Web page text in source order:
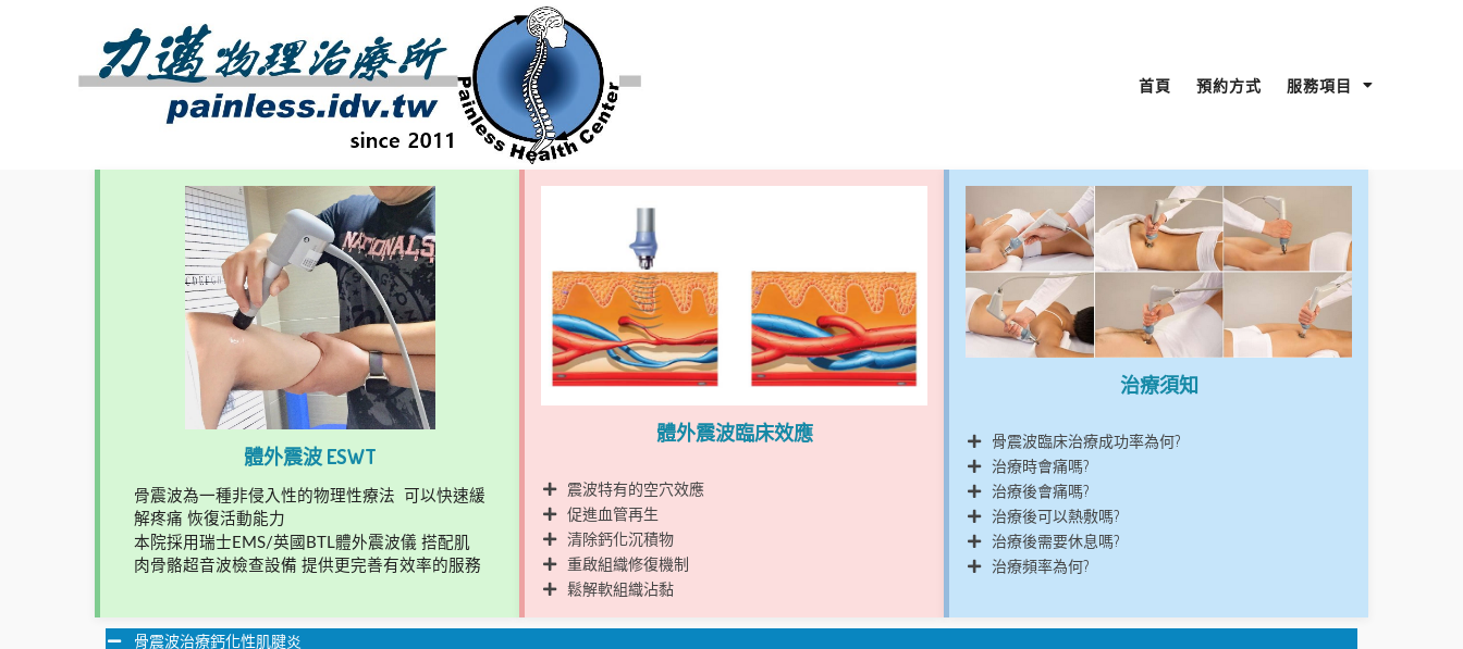
首頁 預約方式 服務項目
體外震波 ESWT
骨震波為一種非侵入性的物理性療法  可以快速緩
解疼痛 恢復活動能力
本院採用瑞士EMS/英國BTL體外震波儀 搭配肌
肉骨骼超音波檢查設備 提供更完善有效率的服務
體外震波臨床效應
震波特有的空穴效應
促進血管再生
清除鈣化沉積物
重啟組織修復機制
鬆解軟組織沾黏
治療須知
骨震波臨床治療成功率為何?
治療時會痛嗎?
治療後會痛嗎?
治療後可以熱敷嗎?
治療後需要休息嗎?
治療頻率為何?
骨震波治療鈣化性肌腱炎